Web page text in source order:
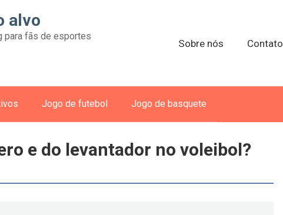
alvo
para fãs de esportes
Sobre nós Contato
Jogo de futebol Jogo de basquete
e do levantador no voleibol?